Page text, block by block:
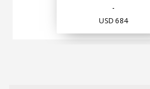
-
USD 684